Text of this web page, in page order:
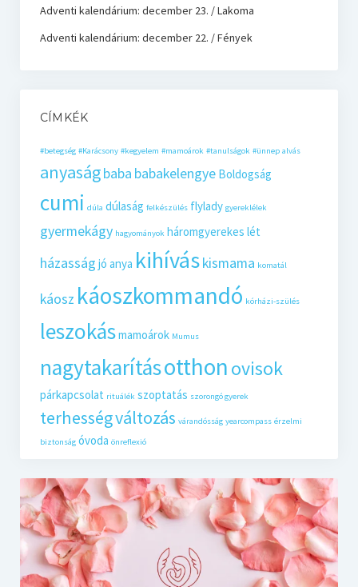
Adventi kalendárium: december 23. / Lakoma
Adventi kalendárium: december 22. / Fények
CÍMKÉK
#betegség #Karácsony #kegyelem #mamoárok #tanulságok #ünnep alvás
anyaságbaba babakelengye Boldogság
cumi dúla dúlaság felkészülés flylady gyereklélek
gyermekágy hagyományok háromgyerekes lét
házasság jó anya kihíváskismama komatál
káosz káoszkommandó kórházi-szülés
leszokásmamoárok Mumus
nagytakarításotthon ovisok
párkapcsolat rituálék szoptatás szorongó gyerek
terhességváltozás várandósság yearcompass érzelmi
biztonság óvoda önreflexió